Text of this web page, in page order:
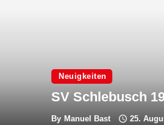
Projekte
Galerien & Fotos
Förderantrag
Neuigkeiten
SV Schlebusch
By Manuel Bast 25.